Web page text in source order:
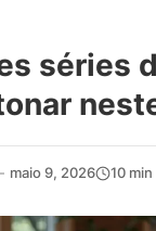
séries
maio 9, 2026 10 min